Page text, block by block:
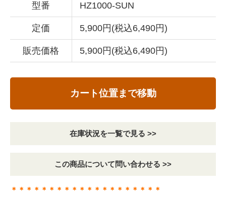
型番 HZ1000-SUN
定価 5,900円(税込6,490円)
販売価格 5,900円(税込6,490円)
カート位置まで移動
在庫状況を一覧で見る >>
この商品について問い合わせる >>
＊＊＊＊＊＊＊＊＊＊＊＊＊＊＊＊＊＊＊＊